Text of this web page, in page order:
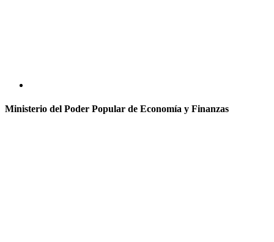
Ministerio del Poder Popular de Economía y Finanzas